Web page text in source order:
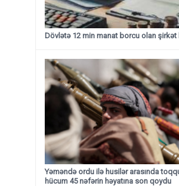
Dövlətə 12 min manat borcu olan şirkət
Yəməndə ordu ilə husilər arasında
hücum 45 nəfərin həyatına son qoydu